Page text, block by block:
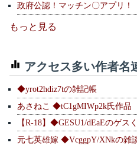
政府公認！マッチン〇アプリ！
もっと見る
アクセス多い作者名
◆yrot2hdiz7tの雑記帳
あさねこ ◆tC1gMIWp2k氏作品
【R-18】◆GESU1/dEaEのゲス
元七英雄嫁 ◆VcggpY/XNkの雑